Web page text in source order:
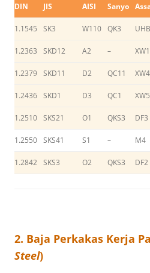
DIN JIS AISI Sanyo
1.1545 SK3 W110 QK3
1.2363 SKD12 A2 –
1.2379 SKD11 D2 QC11
1.2436 SKD1 D3 QC1 XW5
1.2510 SKS21 O1 QKS3 DF3
1.2550 SKS41 S1 – M4
1.2842 SKS3 O2 QKS3 DF2
2. Baja Perkakas Kerja
Steel)